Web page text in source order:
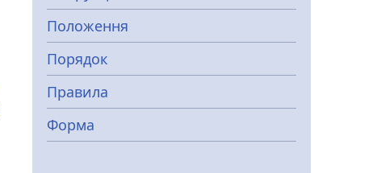
Положення
Порядок
Правила
Форма